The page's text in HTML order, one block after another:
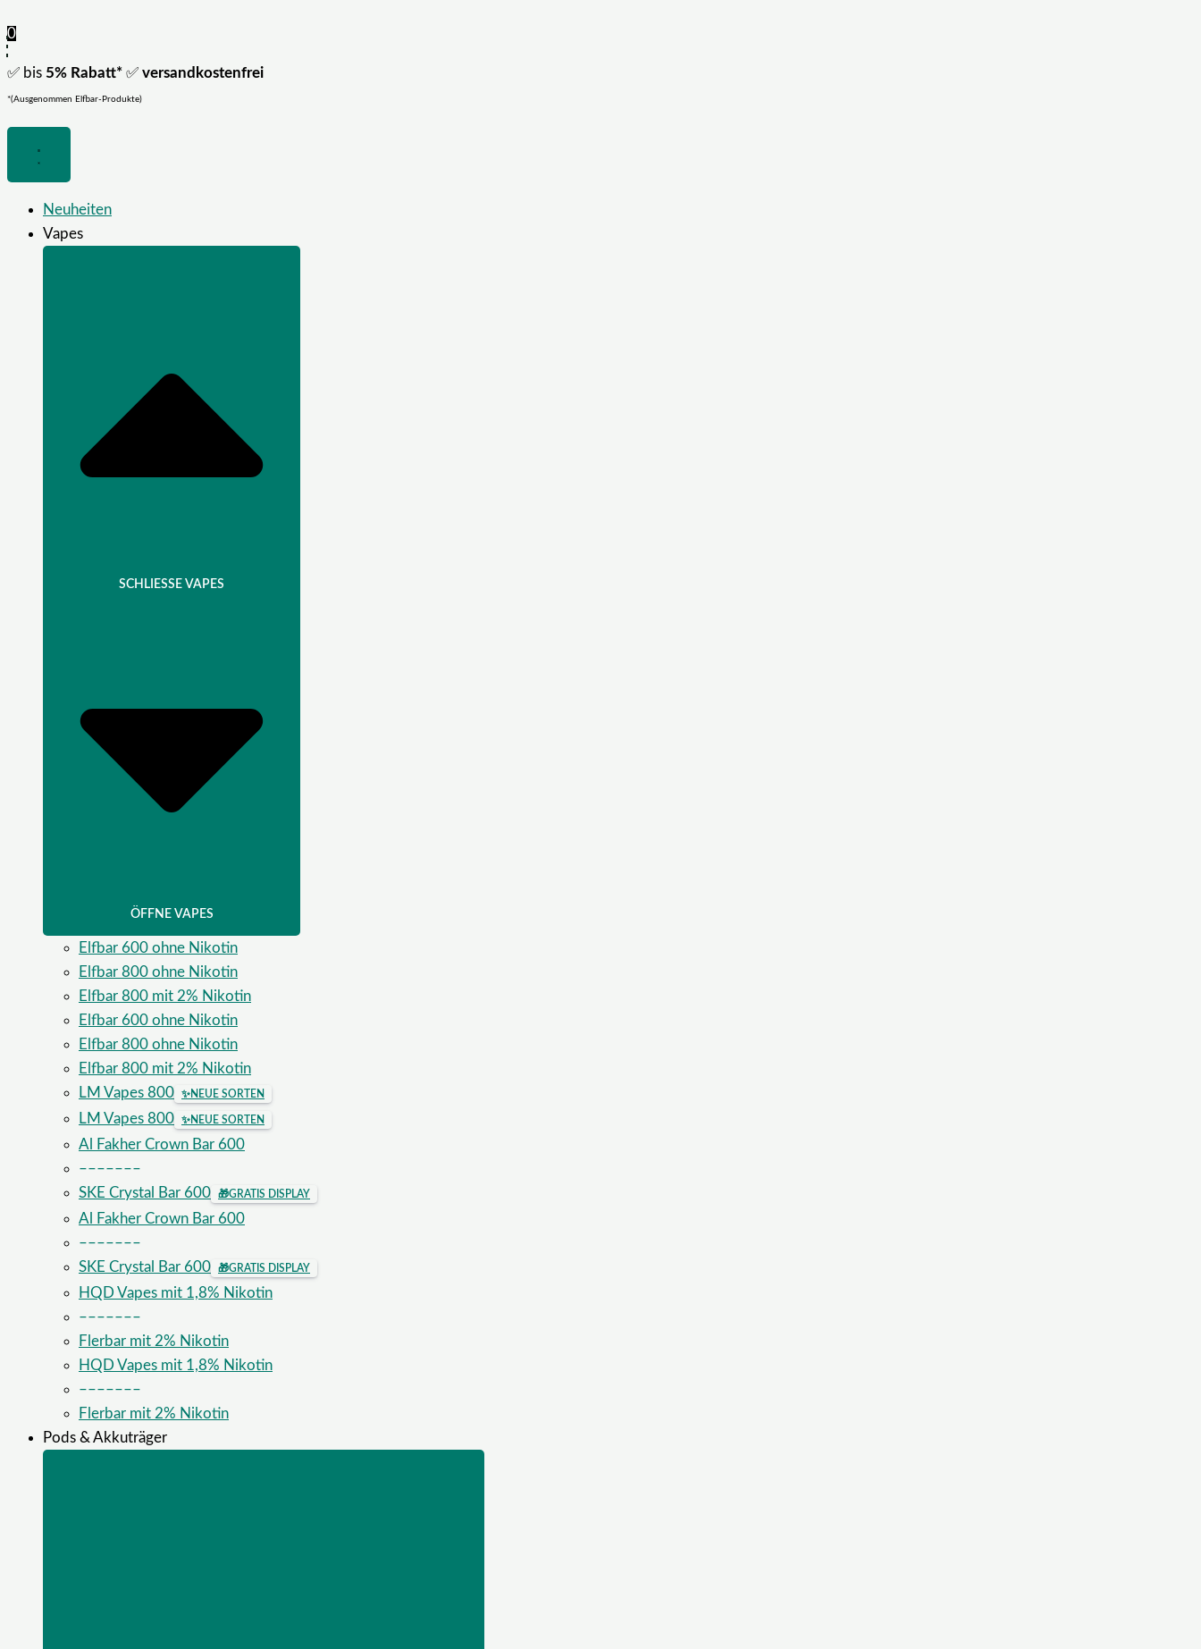
0
✅ bis 5% Rabatt* ✅ versandkostenfrei
*(Ausgenommen Elfbar-Produkte)
Neuheiten
Vapes
SCHLIESSE VAPES
ÖFFNE VAPES
Elfbar 600 ohne Nikotin
Elfbar 800 ohne Nikotin
Elfbar 800 mit 2% Nikotin
Elfbar 600 ohne Nikotin
Elfbar 800 ohne Nikotin
Elfbar 800 mit 2% Nikotin
LM Vapes 800
✨NEUE SORTEN
LM Vapes 800 ✨NEUE SORTEN
Al Fakher Crown Bar 600
–––––––
SKE Crystal Bar 600
🎁GRATIS DISPLAY
Al Fakher Crown Bar 600
–––––––
SKE Crystal Bar 600
🎁GRATIS DISPLAY
HQD Vapes mit 1,8% Nikotin
–––––––
Flerbar mit 2% Nikotin
HQD Vapes mit 1,8% Nikotin
–––––––
Flerbar mit 2% Nikotin
Pods & Akkuträger